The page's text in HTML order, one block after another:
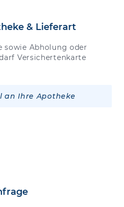
& Lieferart
sowie Abholung oder
Versichertenkarte
an Ihre Apotheke